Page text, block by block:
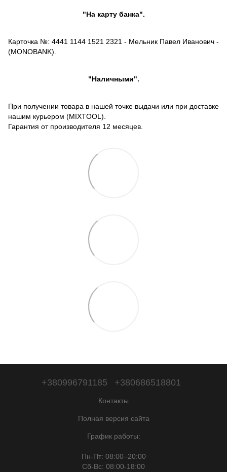
"На карту банка".
Карточка №: 4441 1144 1521 2321 - Мельник Павел Иванович -
(MONOBANK).
"Наличными".
При получении товара в нашей точке выдачи или при доставке
нашим курьером (MIXTOOL).
Гарантия от производителя 12 месяцев.
+380996791185 +380686518801
Контакты
Полная версия сайта
График работы:
Пн-Пт: 08:00–20:00
Сб-Вc: 08:00-18:00